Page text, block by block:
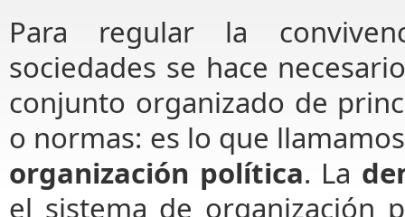
Para regular la
sociedades se hace
conjunto organizado de
o normas: es lo que
organización política. La
el sistema de organización